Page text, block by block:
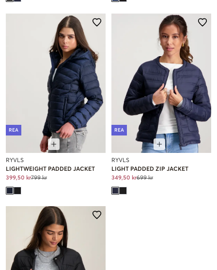
REA
RYVLS
LIGHTWEIGHT PADDED JACKET
399,50 kr799 kr
REA
RYVLS
LIGHT PADDED ZIP JACKET
349,50 kr699 kr